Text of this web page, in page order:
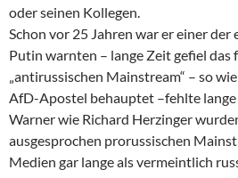
oder seinen Kollegen.
Schon vor 25 Jahren war er einer
Putin warnten – lange Zeit gefiel das
„antirussischen Mainstream“ – so
AfD-Apostel behauptet –fehlte lange
Warner wie Richard Herzinger
ausgesprochen prorussischen
Medien gar lange als vermeintlich